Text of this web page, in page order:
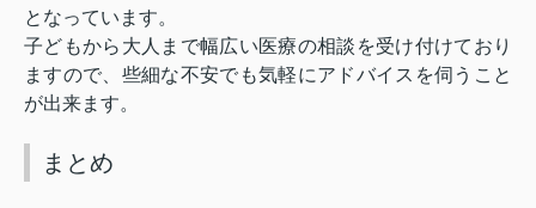
となっています。
子どもから大人まで幅広い医療の相談を受け付けており
ますので、些細な不安でも気軽にアドバイスを伺うこと
が出来ます。
まとめ